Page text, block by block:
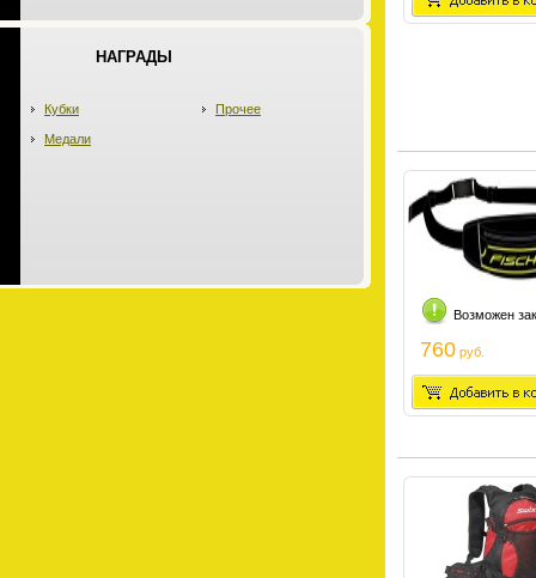
НАГРАДЫ
Кубки
Медали
Прочее
Возможен
760 руб.